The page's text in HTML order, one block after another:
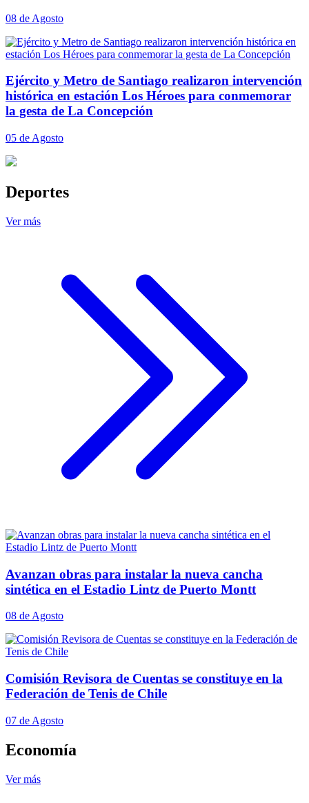
08 de Agosto
Ejército y Metro de Santiago realizaron intervención
histórica en estación Los Héroes para conmemorar
la gesta de La Concepción
05 de Agosto
Deportes
Ver más
Avanzan obras para instalar la nueva cancha
sintética en el Estadio Lintz de Puerto Montt
08 de Agosto
Comisión Revisora de Cuentas se constituye en la
Federación de Tenis de Chile
07 de Agosto
Economía
Ver más